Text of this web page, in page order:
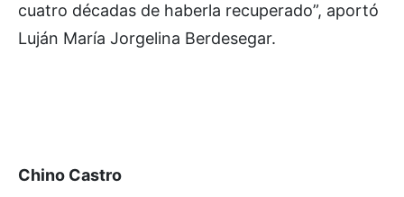
cuatro décadas de haberla recuperado”, aportó
Luján María Jorgelina Berdesegar.
Chino Castro